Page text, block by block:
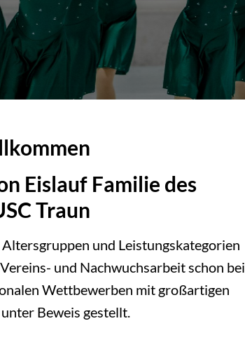
Eislauf Familie des
Traun
und Leistungskategorien
und Nachwuchsarbeit schon bei
Wettbewerben mit großartigen
Beweis gestellt.